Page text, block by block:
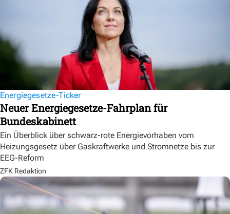
Energiegesetze-Ticker
Neuer Energiegesetze-Fahrplan für
Bundeskabinett
Ein Überblick über schwarz-rote Energievorhaben vom
Heizungsgesetz über Gaskraftwerke und Stromnetze bis zur
EEG-Reform
ZFK Redaktion